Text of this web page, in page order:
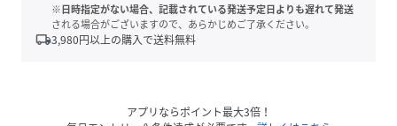
※日時指定がない場合、記載されている発送予定日よりも遅れて発送
される場合がございますので、あらかじめご了承ください。
local_shipping3,980円以上の購入で送料無料
アプリならポイント最大3倍！